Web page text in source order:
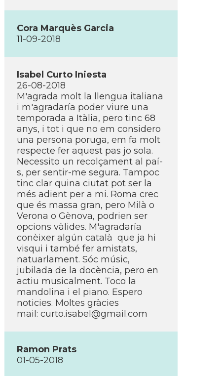
Cora Marquès Garcia
11-09-2018
Isabel Curto Iniesta
26-08-2018
M'agrada molt la llengua italiana
i m'agradarí­a poder viure una
temporada a Itàlia, pero tinc 68
anys, i tot i que no em considero
una persona poruga, em fa molt
respecte fer aquest pas jo sola.
Necessito un recolçament al paí­
s, per sentir-me segura. Tampoc
tinc clar quina ciutat pot ser la
més adient per a mi. Roma crec
que és massa gran, pero Milà o
Verona o Gènova, podrien ser
opcions vàlides. M'agradarí­a
conèixer algún català que ja hi
visqui i també fer amistats,
natuarlament. Sóc músic,
jubilada de la docència, pero en
actiu musicalment. Toco la
mandolina i el piano. Espero
noticies. Moltes gràcies
mail: curto.isabel@gmail.com
Ramon Prats
01-05-2018